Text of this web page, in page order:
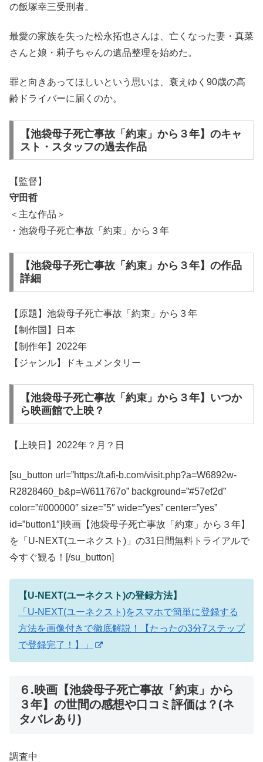
の飯塚幸三受刑者。
最愛の家族を失った松永拓也さんは、亡くなった妻・真菜
さんと娘・莉子ちゃんの遺品整理を始めた。
罪と向きあってほしいという思いは、衰えゆく90歳の高
齢ドライバーに届くのか。
【池袋母子死亡事故「約束」から３年】のキャ
スト・スタッフの過去作品
【監督】
守田哲
＜主な作品＞
・池袋母子死亡事故「約束」から３年
【池袋母子死亡事故「約束」から３年】の作品
詳細
【原題】池袋母子死亡事故「約束」から３年
【制作国】日本
【制作年】2022年
【ジャンル】ドキュメンタリー
【池袋母子死亡事故「約束」から３年】いつか
ら映画館で上映？
【上映日】2022年？月？日
[su_button url=”https://t.afi-b.com/visit.php?a=W6892w-
R2828460_b&p=W611767o” background=”#57ef2d”
color=”#000000″ size=”5″ wide=”yes” center=”yes”
id=”button1″]映画【池袋母子死亡事故「約束」から３年】
を「U-NEXT(ユーネクスト)」の31日間無料トライアルで
今すぐ観る！[/su_button]
【U-NEXT(ユーネクスト)の登録方法】
「U-NEXT(ユーネクスト)をスマホで簡単に登録する
方法を画像付きで徹底解説！【たったの3分7ステップ
で登録完了！】」
６.映画【池袋母子死亡事故「約束」から
３年】の世間の感想や口コミ評価は？(ネ
タバレあり)
調査中